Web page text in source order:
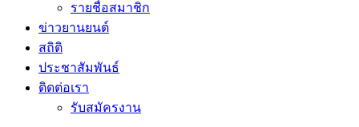
รายชื่อสมาชิก
ข่าวยานยนต์
สถิติ
ประชาสัมพันธ์
ติดต่อเรา
รับสมัครงาน